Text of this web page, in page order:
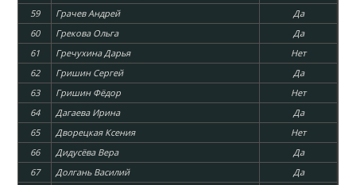
59
Грачев Андрей
Да
60
Грекова Ольга
Да
61
Гречухина Дарья
Нет
62
Гришин Сергей
Да
63
Гришин Фёдор
Нет
64
Дагаева Ирина
Да
65
Дворецкая Ксения
Нет
66
Дидусёва Вера
Да
67
Долгань Василий
Да